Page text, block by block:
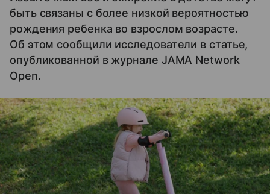
быть связаны с более низкой вероятностью
рождения ребенка во взрослом возрасте.
Об этом сообщили исследователи в статье,
опубликованной в журнале JAMA Network
Open.